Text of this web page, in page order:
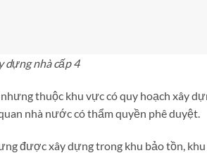
dựng nhà cấp 4
thuộc khu vực có quy hoạch xây
nhà nước có thẩm quyền phê duyệt.
được xây dựng trong khu bảo tồn,